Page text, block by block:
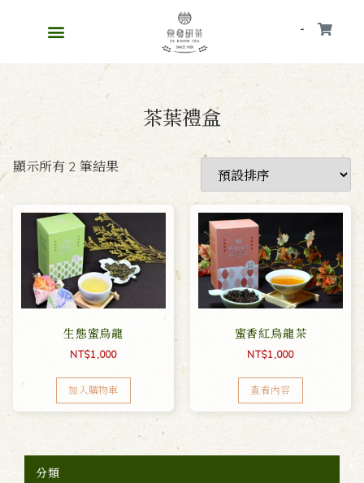
會員
茶葉禮盒
顯示所有 2 筆結果
生態蜜烏龍
NT$1,000
加入購物車
蜜香紅烏龍茶
NT$1,000
查看內容
分類